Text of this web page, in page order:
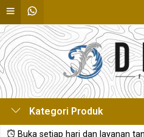
Kategori Produk
Buka setiap hari dan layanan